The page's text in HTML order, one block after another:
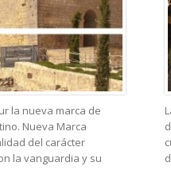
y zona spa, lo
baño relajante o para
la nueva marca de
Nueva Marca
del carácter
la vanguardia y su